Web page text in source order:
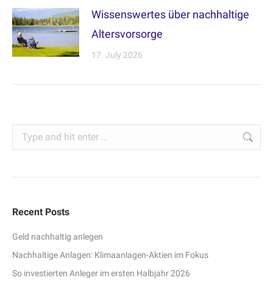
Wissenswertes über nachhaltige
Altersvorsorge
17. July 2026
Search:
Recent Posts
Geld nachhaltig anlegen
Nachhaltige Anlagen: Klimaanlagen-Aktien im Fokus
So investierten Anleger im ersten Halbjahr 2026